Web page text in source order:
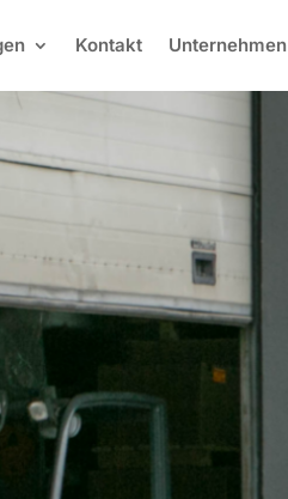
Kontakt Unternehmen